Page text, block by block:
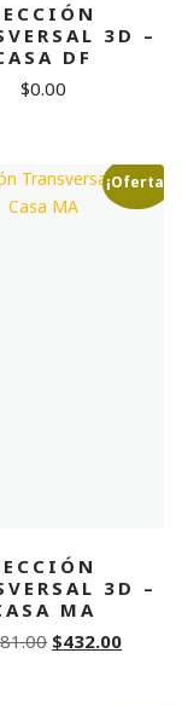
3D –
DF
$0.00
¡Oferta!
3D –
MA
Original
$432.00